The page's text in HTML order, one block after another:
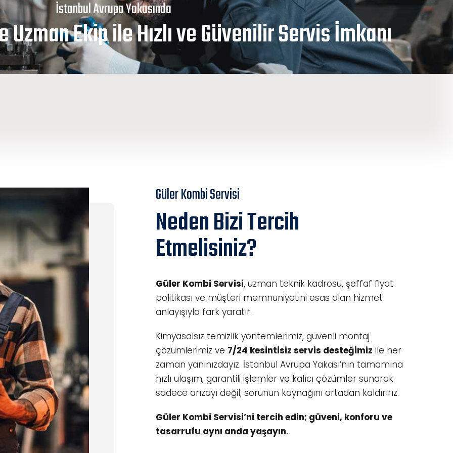
İstanbul Avrupa Yakasında
Ekip ile Hızlı ve Güvenilir Servis İmkanı
Güler Kombi Servisi
Neden Bizi Tercih
Etmelisiniz?
Güler Kombi Servisi, uzman teknik kadrosu, şeffaf fiyat
politikası ve müşteri memnuniyetini esas alan hizmet
anlayışıyla fark yaratır.
Kimyasalsız temizlik yöntemlerimiz, güvenli montaj
çözümlerimiz ve 7/24 kesintisiz servis desteğimiz ile her
zaman yanınızdayız. İstanbul Avrupa Yakası’nın tamamına
hızlı ulaşım, garantili işlemler ve kalıcı çözümler sunarak
sadece arızayı değil, sorunun kaynağını ortadan kaldırırız.
Güler Kombi Servisi’ni tercih edin; güveni, konforu ve
tasarrufu aynı anda yaşayın.